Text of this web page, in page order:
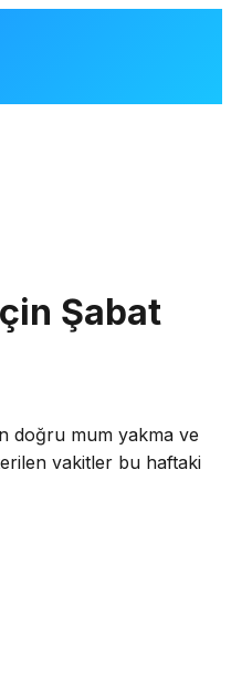
Şabat
doğru mum yakma ve
vakitler bu haftaki